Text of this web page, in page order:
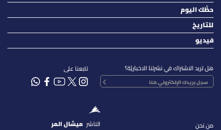
حظّك اليوم
للتاريخ
فيديو
هل تريد الاشتراك في نشرتنا الاخباريّة؟ تابعنا على
من نحن الناشر ميشال المر